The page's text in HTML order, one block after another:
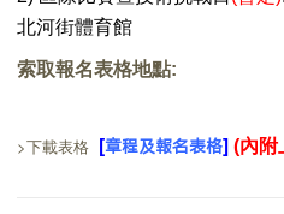
北河街體育館
索取報名表格地點:
>下載表格 [章程及報名表格](內附